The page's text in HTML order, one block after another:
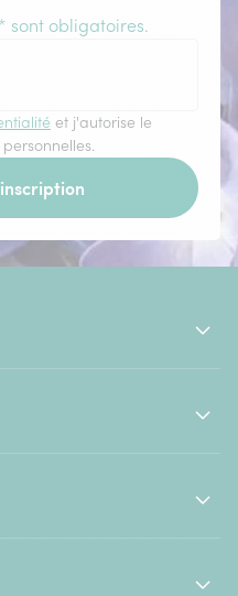
sont obligatoires.
et j'autorise le